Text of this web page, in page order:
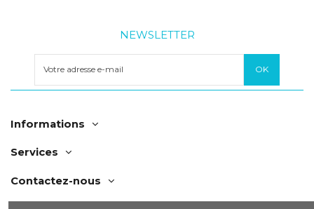
NEWSLETTER
Informations
Services
Contactez-nous